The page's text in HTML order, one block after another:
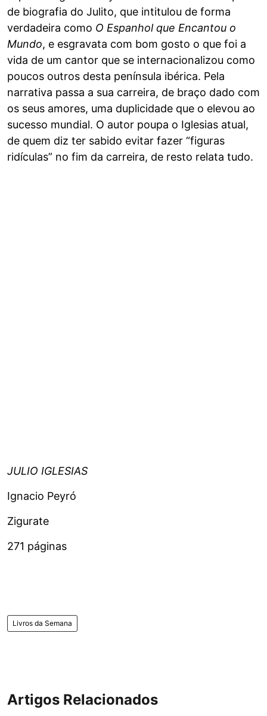
de biografia do Julito, que intitulou de forma
verdadeira como O Espanhol que Encantou o
Mundo, e esgravata com bom gosto o que foi a
vida de um cantor que se internacionalizou como
poucos outros desta península ibérica. Pela
narrativa passa a sua carreira, de braço dado com
os seus amores, uma duplicidade que o elevou ao
sucesso mundial. O autor poupa o Iglesias atual,
de quem diz ter sabido evitar fazer “figuras
ridículas” no fim da carreira, de resto relata tudo.
JULIO IGLESIAS
Ignacio Peyró
Zigurate
271 páginas
Livros da Semana
Artigos Relacionados